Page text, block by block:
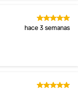
hace 3 semanas